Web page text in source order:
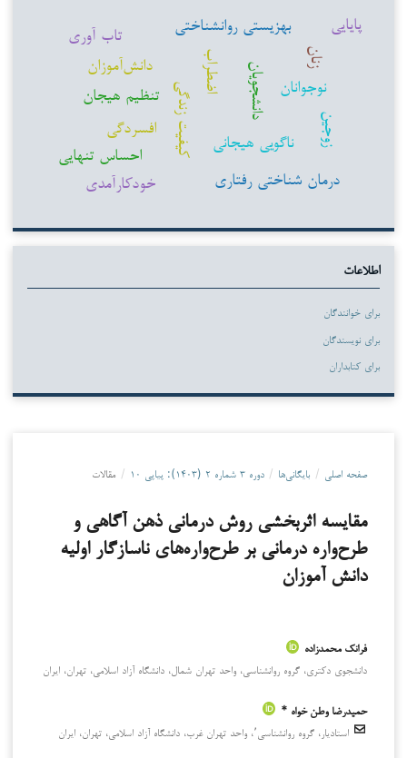
اضطراب دانشجویان کیفیت زندگی نوجوانان
افسردگی
بهزیستی روانشناختی
دانش‌آموزان
زنان
تنظیم هیجان
درمان شناختی رفتاری
ناگویی هیجانی
احساس تنهایی
زوجین
تاب آوری
خودکارآمدی
پایایی
اطلاعات
برای خوانندگان
برای نویسندگان
برای کتابداران
صفحه اصلی / بایگانی‌ها / دوره ۳ شماره ۲ (۱۴۰۳): پیاپی ۱۰ / مقالات
مقایسه اثربخشی روش درمانی ذهن آگاهی و
طرح‌واره درمانی بر طرح‌واره‌های ناسازگار اولیه
دانش آموزان
فرانک محمدزاده
دانشجوی دکتری، گروه روانشناسی، واحد تهران شمال، دانشگاه آزاد اسلامی، تهران، ایران
حمیدرضا وطن خواه *
استادیار، گروه روانشناسی٬، واحد تهران غرب، دانشگاه آزاد اسلامی، تهران، ایران